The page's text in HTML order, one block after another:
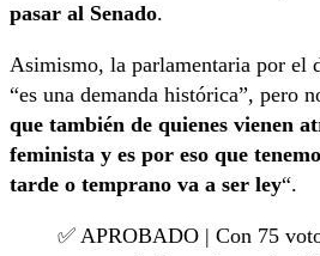
pasar al Senado.
Asimismo, la parlamentaria por el
“es una demanda histórica”, pero
que también de quienes vienen
feminista y es por eso que
tarde o temprano va a ser ley“.
✅ APROBADO | Con 75